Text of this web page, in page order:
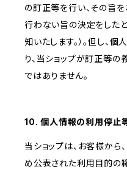
の訂正等を行い、その旨
行わない旨の決定をした
知いたします。）。但し、
り、当ショップが訂正等
ではありません。
10. 個人情報の利用停止
当ショップは、お客様から
め公表された利用目的の